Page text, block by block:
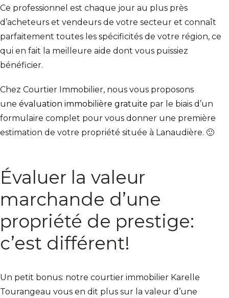
Ce professionnel est chaque jour au plus près
d’acheteurs et vendeurs de votre secteur et connaît
parfaitement toutes les spécificités de votre région, ce
qui en fait la meilleure aide dont vous puissiez
bénéficier.
Chez Courtier Immobilier, nous vous proposons
une évaluation immobilière gratuite par le biais d’un
formulaire complet pour vous donner une première
estimation de votre propriété située à Lanaudière. 🙂
Évaluer la valeur
marchande d’une
propriété de prestige:
c’est différent!
Un petit bonus: notre courtier immobilier Karelle
Tourangeau vous en dit plus sur la valeur d’une